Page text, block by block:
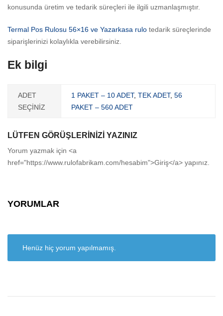
konusunda üretim ve tedarik süreçleri ile ilgili uzmanlaşmıştır.
Termal Pos Rulosu 56×16 ve Yazarkasa rulo tedarik süreçlerinde
siparişlerinizi kolaylıkla verebilirsiniz.
Ek bilgi
ADET
SEÇİNİZ
1 PAKET – 10 ADET, TEK ADET, 56
PAKET – 560 ADET
LÜTFEN GÖRÜŞLERINIZI YAZINIZ
Yorum yazmak için <a
href="https://www.rulofabrikam.com/hesabim">Giriş</a> yapınız.
YORUMLAR
Henüz hiç yorum yapılmamış.